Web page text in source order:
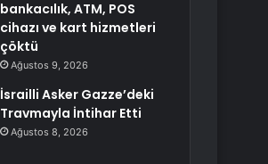
bankacılık, ATM, POS
cihazı ve kart hizmetleri
çöktü
Ağustos 9, 2026
İsrailli Asker Gazze’deki
Travmayla İntihar Etti
Ağustos 8, 2026